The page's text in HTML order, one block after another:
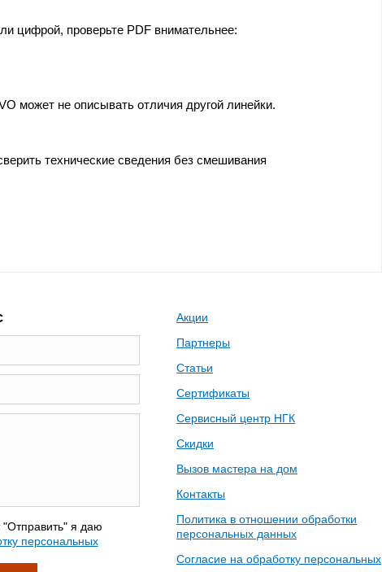
цифрой, проверьте PDF внимательнее:
может не описывать отличия другой линейки.
технические сведения без смешивания
я даю
персональных
Акции
Партнеры
Статьи
Сертификаты
Сервисный центр НГК
Скидки
Вызов мастера на дом
Контакты
Политика в отношении обработки
персональных данных
Согласие на обработку персональных